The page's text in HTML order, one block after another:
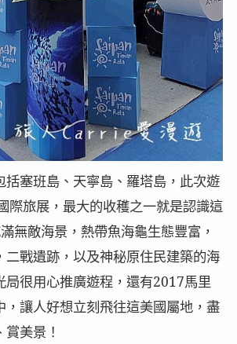
括塞班島、天寧島、羅塔島，此次遊
際旅展，最大的收穫之一就是認識這
無敵海景，熱帶魚海龜生態豐富，
二戰遺跡，以及神秘原住民建築的海
局很用心推廣遊程，還有2017馬里
，讓人好想立刻飛往這美國屬地，盡
美景！